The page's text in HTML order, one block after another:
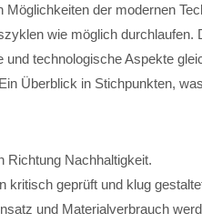
der modernen
wie möglich durchlaufen.
technologische Aspekte
Überblick in Stichpunkten,
Richtung Nachhaltigkeit.
kritisch geprüft und klug
und Materialverbrauch